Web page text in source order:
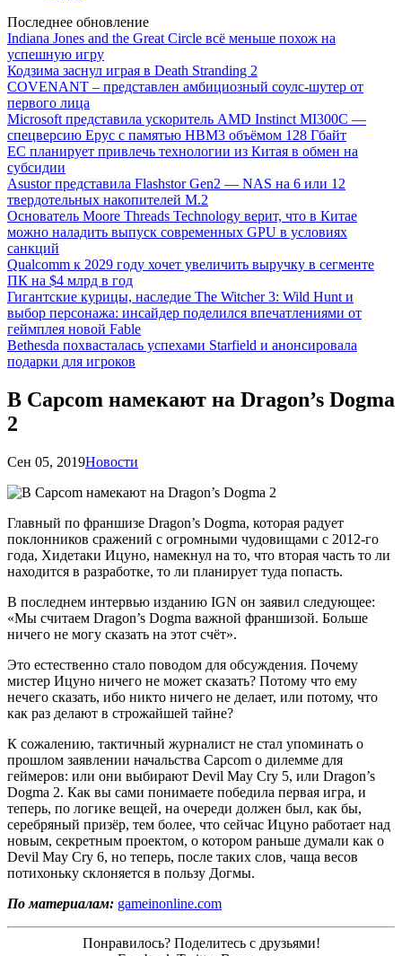
Последнее обновление
Indiana Jones and the Great Circle всё меньше похож на
успешную игру
Кодзима заснул играя в Death Stranding 2
COVENANT – представлен амбициозный соулс-шутер от
первого лица
Microsoft представила ускоритель AMD Instinct MI300C —
спецверсию Epyc с памятью HBM3 объёмом 128 Гбайт
ЕС планирует привлечь технологии из Китая в обмен на
субсидии
Asustor представила Flashstor Gen2 — NAS на 6 или 12
твердотельных накопителей M.2
Основатель Moore Threads Technology верит, что в Китае
можно наладить выпуск современных GPU в условиях
санкций
Qualcomm к 2029 году хочет увеличить выручку в сегменте
ПК на $4 млрд в год
Гигантские курицы, наследие The Witcher 3: Wild Hunt и
выбор персонажа: инсайдер поделился впечатлениями от
геймплея новой Fable
Bethesda похвасталась успехами Starfield и анонсировала
подарки для игроков
В Capcom намекают на Dragon’s Dogma
2
Сен 05, 2019Новости
Главный по франшизе Dragon’s Dogma, которая радует
поклонников сражений с огромными чудовищами с 2012-го
года, Хидетаки Ицуно, намекнул на то, что вторая часть то ли
находится в разработке, то ли планирует туда попасть.
В последнем интервью изданию IGN он заявил следующее:
«Мы считаем Dragon’s Dogma важной франшизой. Больше
ничего не могу сказать на этот счёт».
Это естественно стало поводом для обсуждения. Почему
мистер Ицуно ничего не может сказать? Потому что ему
нечего сказать, ибо никто ничего не делает, или потому, что
как раз делают в строжайшей тайне?
К сожалению, тактичный журналист не стал упоминать о
прошлом заявлении начальства Capcom о дилемме для
геймеров: или они выбирают Devil May Cry 5, или Dragon’s
Dogma 2. Как вы сами понимаете победила первая игра, и
теперь, по логике вещей, на очереди должен был, как бы,
серебряный призёр, тем более, что сейчас Ицуно работает над
новым, секретным проектом, о котором раньше думали как о
Devil May Cry 6, но теперь, после таких слов, чаща весов
потихоньку склоняется в пользу Догмы.
По материалам: gameinonline.com
Понравилось? Поделитесь с друзьями!